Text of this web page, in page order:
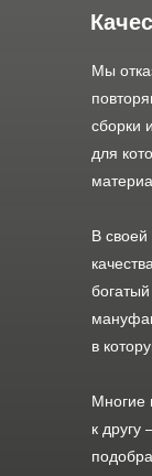
Мы
сборки
для
В своей
в
Многие
к другу